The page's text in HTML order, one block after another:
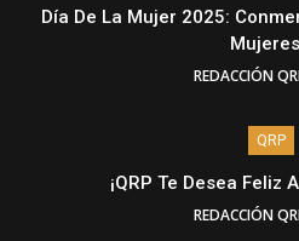
Día De La Mujer 2025:
REDACCIÓN
QRP
¡QRP Te Desea Feliz
REDACCIÓN